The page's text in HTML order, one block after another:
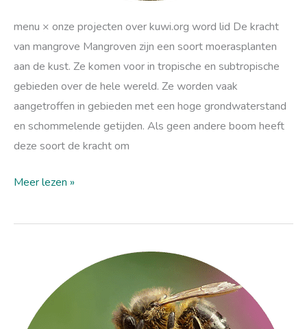
menu × onze projecten over kuwi.org word lid De kracht
van mangrove Mangroven zijn een soort moerasplanten
aan de kust. Ze komen voor in tropische en subtropische
gebieden over de hele wereld. Ze worden vaak
aangetroffen in gebieden met een hoge grondwaterstand
en schommelende getijden. Als geen andere boom heeft
deze soort de kracht om
Meer lezen »